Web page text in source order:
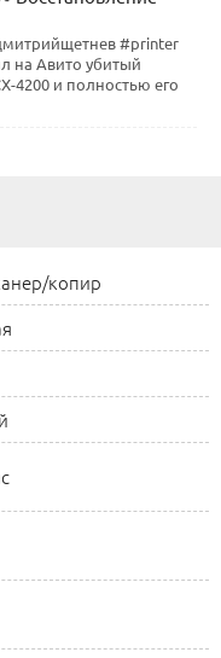
#printer
на Авито убитый
4200 и полностью его
копир